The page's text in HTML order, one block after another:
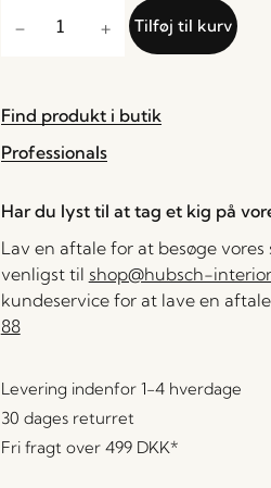
Tilføj til kurv
Find produkt i butik
Professionals
Har du lyst til at tag et kig på
Lav en aftale for at besøge
venligst til shop@hubsch-
kundeservice for at lave en
88
Levering indenfor 1-4 hverdage
30 dages returret
Fri fragt over 499 DKK*